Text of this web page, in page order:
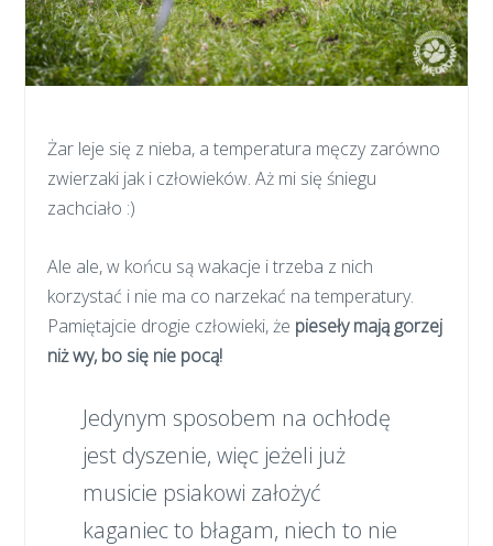
Żar leje się z nieba, a temperatura męczy zarówno
zwierzaki jak i człowieków. Aż mi się śniegu
zachciało :)
Ale ale, w końcu są wakacje i trzeba z nich
korzystać i nie ma co narzekać na temperatury.
Pamiętajcie drogie człowieki, że pieseły mają gorzej
niż wy, bo się nie pocą!
Jedynym sposobem na ochłodę
jest dyszenie, więc jeżeli już
musicie psiakowi założyć
kaganiec to błagam, niech to nie